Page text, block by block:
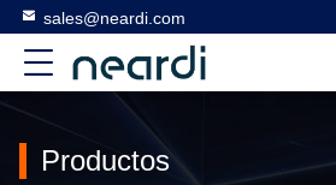
sales@neardi.com
Productos